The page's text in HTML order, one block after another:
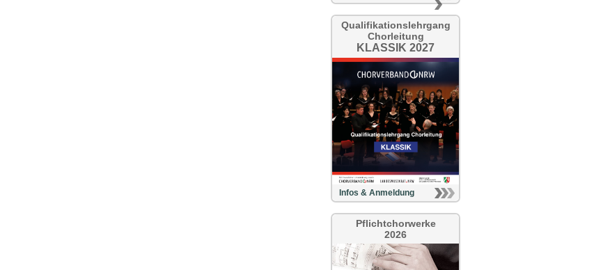
Qualifikationslehrgang
Chorleitung
KLASSIK 2027
Infos & Anmeldung
Pflichtchorwerke
2026